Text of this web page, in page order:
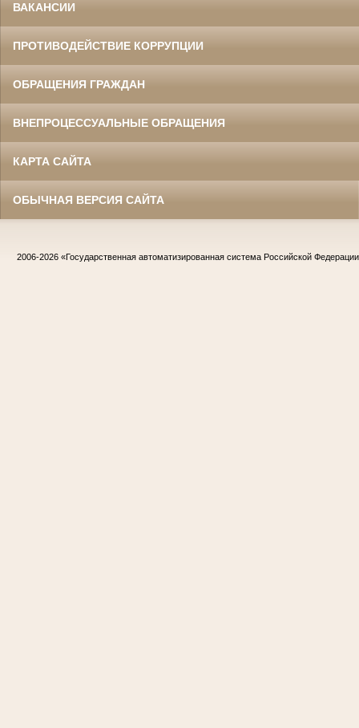
ВАКАНСИИ
ПРОТИВОДЕЙСТВИЕ КОРРУПЦИИ
ОБРАЩЕНИЯ ГРАЖДАН
ВНЕПРОЦЕССУАЛЬНЫЕ ОБРАЩЕНИЯ
КАРТА САЙТА
ОБЫЧНАЯ ВЕРСИЯ САЙТА
2006-2026 «Государственная автоматизированная система Российской